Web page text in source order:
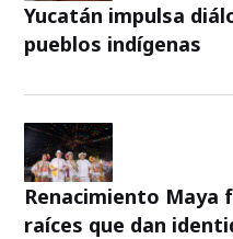
Yucatán impulsa
pueblos indígenas
Renacimiento
raíces que dan